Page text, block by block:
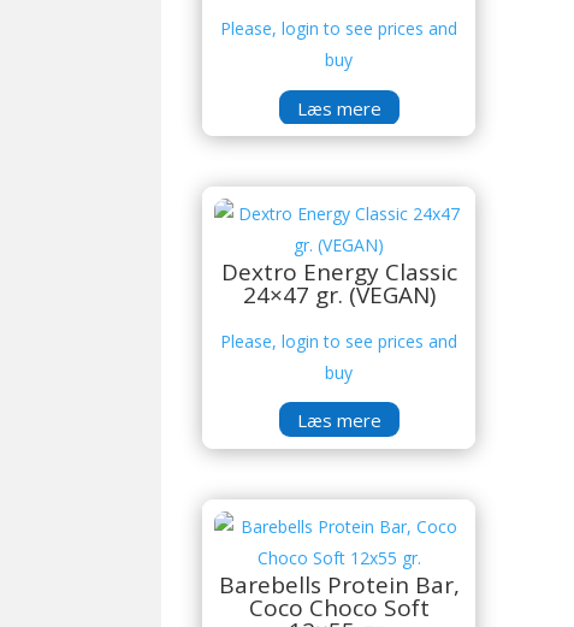
Please, login to see prices and
buy
Læs mere
Dextro Energy Classic
24×47 gr. (VEGAN)
Please, login to see prices and
buy
Læs mere
Barebells Protein Bar,
Coco Choco Soft